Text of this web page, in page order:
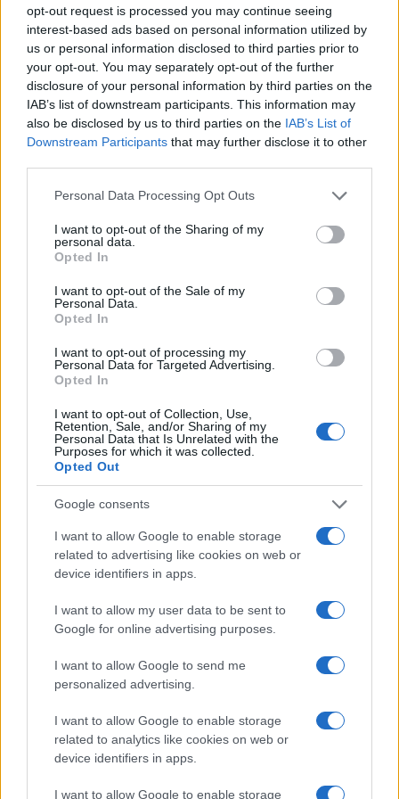
opt-out request is processed you may continue seeing
interest-based ads based on personal information utilized by
us or personal information disclosed to third parties prior to
your opt-out. You may separately opt-out of the further
disclosure of your personal information by third parties on the
IAB’s list of downstream participants. This information may
also be disclosed by us to third parties on the IAB’s List of
Downstream Participants that may further disclose it to other
Please note that this website/app uses one or more Google
not limited to your visit or usage behaviour. You may click to
grant or deny consent to Google and its third-party tags to
use your data for below specified purposes in below Google
consent section.
Personal Data Processing Opt Outs
I want to opt-out of the Sharing of my
personal data.
Opted In
I want to opt-out of the Sale of my
Personal Data.
Opted In
I want to opt-out of processing my
Personal Data for Targeted Advertising.
Opted In
I want to opt-out of Collection, Use,
Retention, Sale, and/or Sharing of my
Personal Data that Is Unrelated with the
Purposes for which it was collected.
Opted Out
Google consents
I want to allow Google to enable storage
related to advertising like cookies on web or
device identifiers in apps.
I want to allow my user data to be sent to
Google for online advertising purposes.
I want to allow Google to send me
personalized advertising.
I want to allow Google to enable storage
related to analytics like cookies on web or
device identifiers in apps.
I want to allow Google to enable storage
harci cselekmények, amelyeknek részletes ismertetése már
messze vezetné az olvasót. A kezdeti sikerek (Jeruzsálem
elfoglalása, a közel-keleti keresztes államok megalapítása)
után fokozatos hanyatlás következett be, ami a 13. század
végi teljes kiszoruláshoz vezetett.
Róma városa Szent Péter és Pál ereklyéi miatt volt népszerű
a zarándokok körében. Minden katolikusnak maradandó
központjába eljutott. VIII. Bonifác pápa remekül ismerte fel
az ebben rejlő lehetőségeket. Tíz évvel a Szentföld
végleges elvesztése után, 1300. február 22-én bullát
bocsátott ki, amelyben teljes bűnbocsánatot hirdetett
mindenkinek, akik az ún. szentévben felkeresik az "Örök
Város" kegyhelyeit. A látogatók tömege óriási volt, így az
ötven évre szállították le. 1473-ban pedig IV. Sixtus
megerősítette II. Pál pápa azon rendelkezését, mely szerint
minden huszonötödik év szentév legyen. A zarándoklat
Sándor pápa nevéhez fűződik.
Santiago de Compostela, a nyugati kereszténység egyik
idősebb Szent Jakab apostol ereklyéi, illetve sírja. A
szenthez kapcsolódó legenda magyarázatot ad a név
keletkezésére is, ezen a helyen egy csillag jelezte a földi
maradványokat (Campus stellae), amelyet a 9. század elején
találtak meg. A sír fölé 829 körül templomot és kolostort
emeltek. A jelenleg is álló katedrális 1078-1122 között épült,